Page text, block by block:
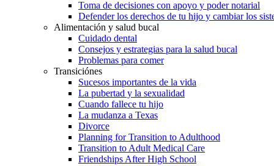
Toma de decisiones con apoyo y poder notarial
Defender los derechos de tu hijo y cambiar los
Alimentación y salud bucal
Cuidado dental
Consejos y estrategias para la salud bucal
Problemas para comer
Transiciónes
Sucesos importantes de la vida
La pubertad y la sexualidad
Cuando fallece tu hijo
La mudanza a Texas
Divorce
Planning for Transition to Adulthood
Transition to Adult Medical Care
Friendships After High School